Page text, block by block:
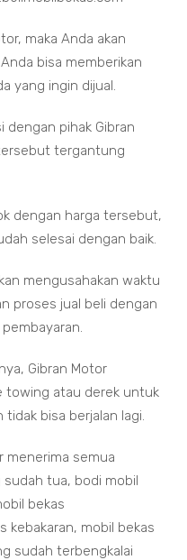
maka Anda akan
bisa memberikan
yang ingin dijual.
dengan pihak Gibran
tergantung
dengan harga tersebut,
selesai dengan baik.
mengusahakan waktu
proses jual beli dengan
Gibran Motor
towing atau derek untuk
bisa berjalan lagi.
menerima semua
sudah tua, bodi mobil
bekas
kebakaran, mobil bekas
sudah terbengkalai